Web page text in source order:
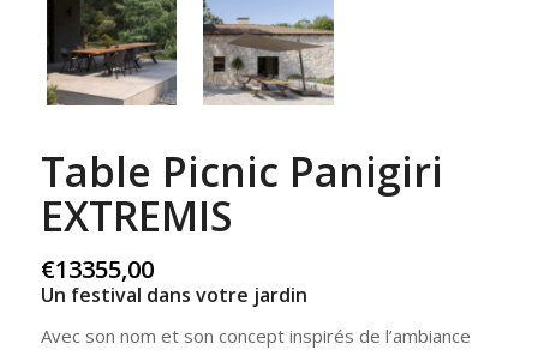
Table Picnic Panigiri
EXTREMIS
€13355,00
Un festival dans votre jardin
Avec son nom et son concept inspirés de l’ambiance